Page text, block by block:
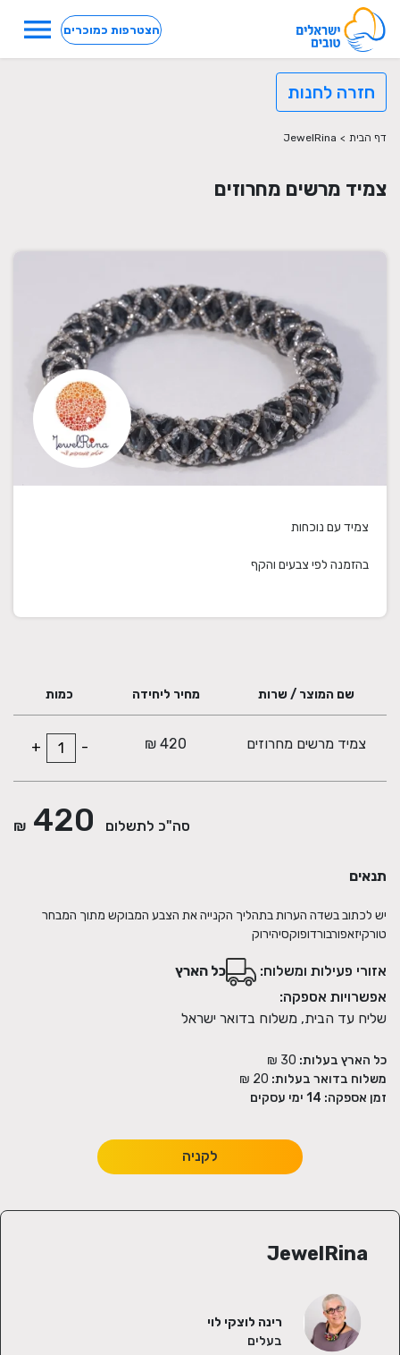
הצטרפות כמוכרים menu
חזרה לחנות
דף הבית >
JewelRina
צמיד מרשים מחרוזים
בהזמנה לפי צבעים והקף
שם המוצר / שרות מחיר ליחידה כמות
צמיד מרשים מחרוזים 420 ₪
-
+
סה"כ לתשלום 420
₪
תנאים
יש לכתוב בשדה הערות בתהליך הקנייה את הצבע המבוקש מתוך המבחר
טורקיזאפורבורדופוקסיהירוק
אזורי פעילות ומשלוח:
כל הארץ
אפשרויות אספקה:
שליח עד הבית, משלוח בדואר ישראל
כל הארץ בעלות:
משלוח בדואר בעלות:
זמן אספקה: 14 ימי עסקים
לקניה
JewelRina
רינה לוצקי לוי
בעלים